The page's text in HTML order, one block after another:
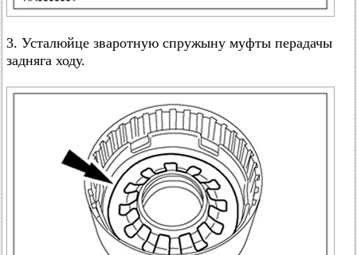
3. Усталюйце зваротную спружыну муфты перадачы
задняга ходу.